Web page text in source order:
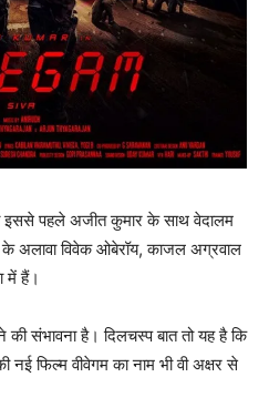
इससे पहले अजीत कुमार के साथ वेदालम
अलावा विवेक ओबेरॉय, काजल अग्रवाल
में हैं।
संभावना है। दिलचस्‍प बात तो यह है कि
नई फिल्‍म वीवेगम का नाम भी वी अक्षर से